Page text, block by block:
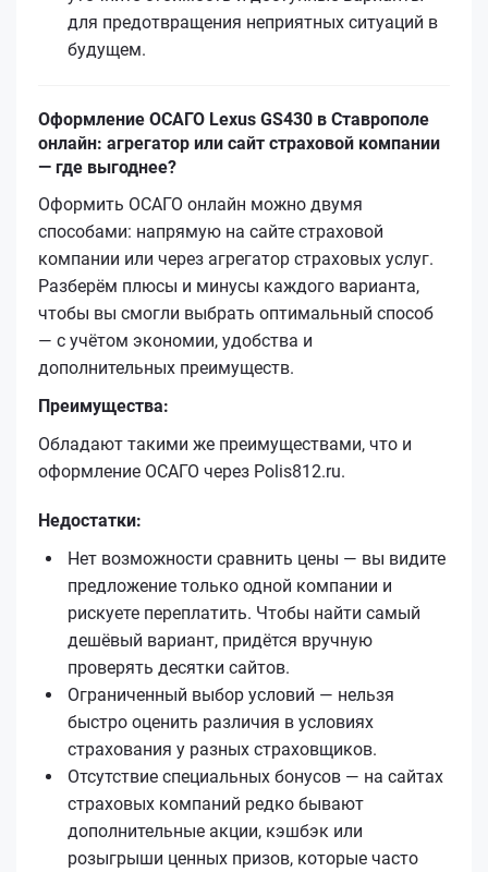
для предотвращения неприятных ситуаций в
будущем.
Оформление ОСАГО Lexus GS430 в Ставрополе
онлайн: агрегатор или сайт страховой компании
— где выгоднее?
Оформить ОСАГО онлайн можно двумя
способами: напрямую на сайте страховой
компании или через агрегатор страховых услуг.
Разберём плюсы и минусы каждого варианта,
чтобы вы смогли выбрать оптимальный способ
— с учётом экономии, удобства и
дополнительных преимуществ.
Преимущества:
Обладают такими же преимуществами, что и
оформление ОСАГО через Polis812.ru.
Недостатки:
Нет возможности сравнить цены — вы видите
предложение только одной компании и
рискуете переплатить. Чтобы найти самый
дешёвый вариант, придётся вручную
проверять десятки сайтов.
Ограниченный выбор условий — нельзя
быстро оценить различия в условиях
страхования у разных страховщиков.
Отсутствие специальных бонусов — на сайтах
страховых компаний редко бывают
дополнительные акции, кэшбэк или
розыгрыши ценных призов, которые часто